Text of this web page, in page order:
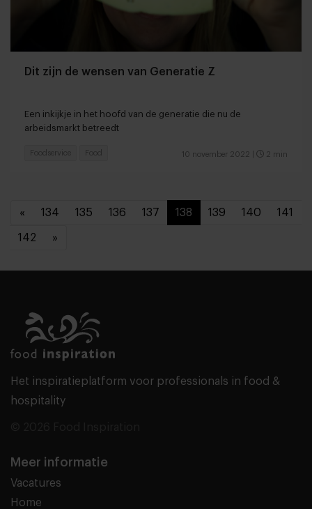
Dit zijn de wensen van Generatie Z
Een inkijkje in het hoofd van de generatie die nu de
arbeidsmarkt betreedt
10 november 2022 2 min
Foodservice Food
« 134 135 136 137 138 139 140 141
142 »
Het inspiratieplatform voor professionals in food &
hospitality
Meer informatie
Vacatures
Home